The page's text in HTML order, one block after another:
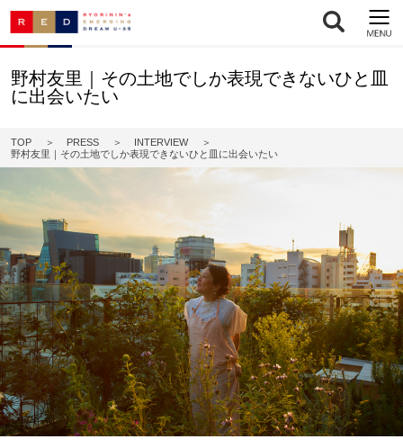
野村友里｜その土地でしか表現できないひと皿
に出会いたい
TOP PRESS
INTERVIEW
野村友里｜その土地でしか表現できないひと皿に出会いたい